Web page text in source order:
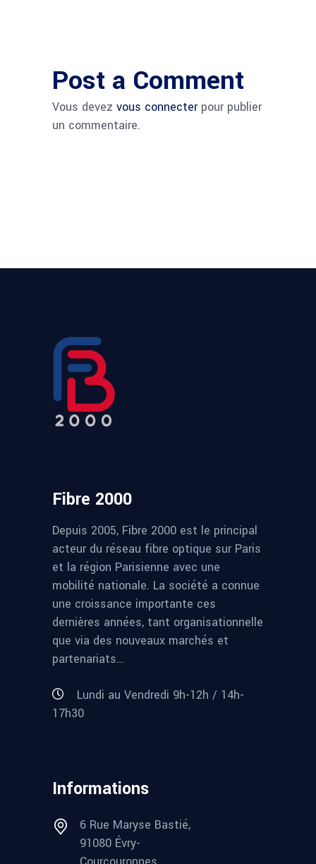
Post a Comment
Vous devez vous connecterpour publier
un commentaire.
Fibre 2000
Depuis 2005, Fibre 2000 est le principal
acteur du réseau fibre optique sur Paris
et la région Parisienne avec une
mobilité nationale. La société a connue
une croissance importante ces
dernières années, tant organisationnelle
que via des nouveaux marchés et
partenariats…
Lundi au Vendredi 9h-12h / 14h-
17h30
Informations
6 Rue Maryse Bastié,
91080 Évry-